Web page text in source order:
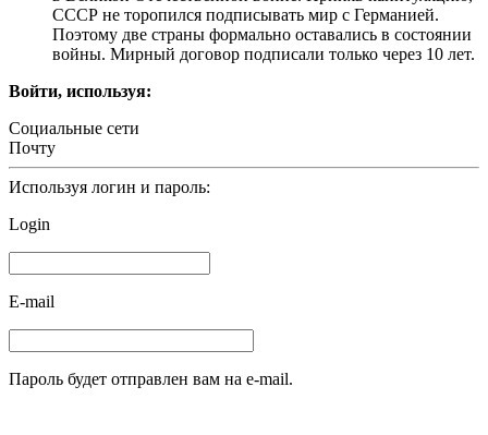
СССР не торопился подписывать мир с Германией.
Поэтому две страны формально оставались в состоянии
войны. Мирный договор подписали только через 10 лет.
Войти, используя:
Социальные сети
Почту
Используя логин и пароль:
Login
E-mail
Пароль будет отправлен вам на e-mail.